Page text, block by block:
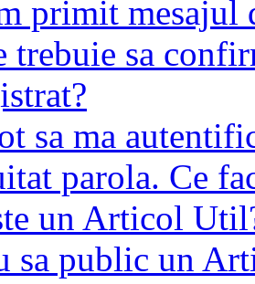
primit mesajul
trebuie sa
sa ma
parola. Ce
un Articol
sa public un